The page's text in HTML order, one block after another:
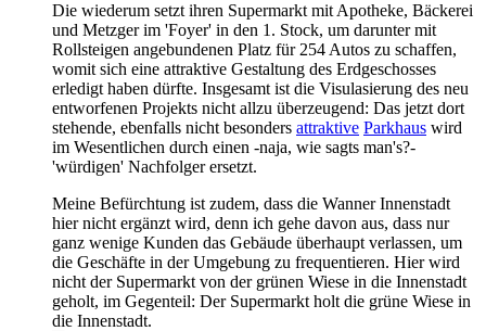
Die wiederum setzt ihren Supermarkt mit Apotheke, Bäckerei
und Metzger im 'Foyer' in den 1. Stock, um darunter mit
Rollsteigen angebundenen Platz für 254 Autos zu schaffen,
womit sich eine attraktive Gestaltung des Erdgeschosses
erledigt haben dürfte. Insgesamt ist die Visulasierung des neu
entworfenen Projekts nicht allzu überzeugend: Das jetzt dort
stehende, ebenfalls nicht besonders attraktive Parkhaus wird
im Wesentlichen durch einen -naja, wie sagts man's?-
'würdigen' Nachfolger ersetzt.
Meine Befürchtung ist zudem, dass die Wanner Innenstadt
hier nicht ergänzt wird, denn ich gehe davon aus, dass nur
ganz wenige Kunden das Gebäude überhaupt verlassen, um
die Geschäfte in der Umgebung zu frequentieren. Hier wird
nicht der Supermarkt von der grünen Wiese in die Innenstadt
geholt, im Gegenteil: Der Supermarkt holt die grüne Wiese in
die Innenstadt.